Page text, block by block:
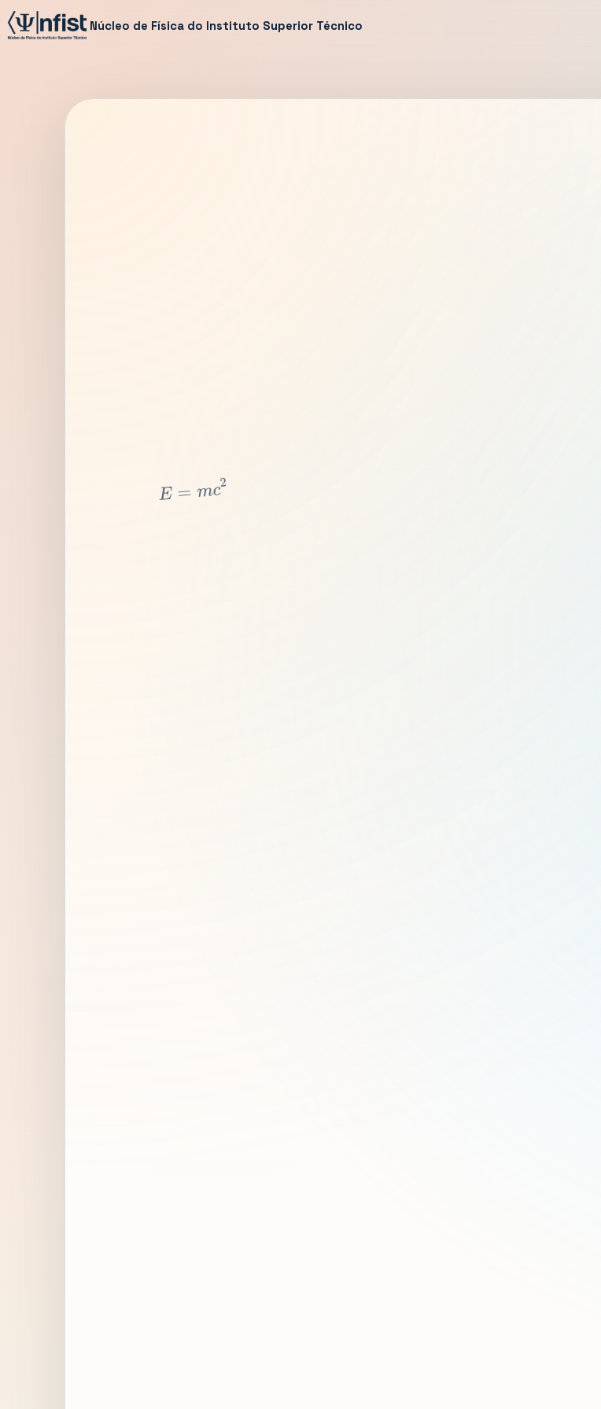
Núcleo de Física do Instituto Superior Técnico
E= 2